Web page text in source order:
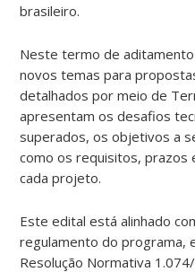
brasileiro.
Neste termo de
novos temas para
detalhados por meio de
apresentam os desafios
superados, os objetivos a
como os requisitos, prazos
cada projeto.
Este edital está alinhado
regulamento do programa,
Resolução Normativa